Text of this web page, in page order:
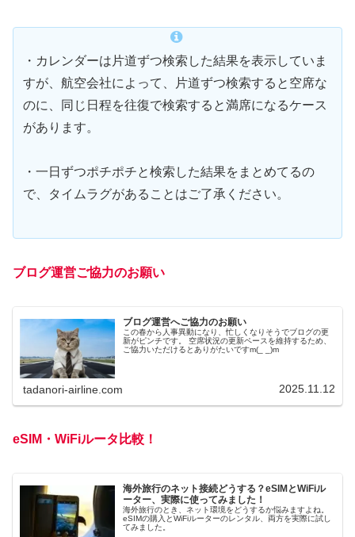
・カレンダーは片道ずつ検索した結果を表示していま
すが、航空会社によって、片道ずつ検索すると空席な
のに、同じ日程を往復で検索すると満席になるケース
があります。
・一日ずつポチポチと検索した結果をまとめてるの
で、タイムラグがあることはご了承ください。
ブログ運営ご協力のお願い
ブログ運営へご協力のお願い
この春から人事異動になり、忙しくなりそうでブログの更
新がピンチです。 空席状況の更新ペースを維持するため、
ご協力いただけるとありがたいですm(_ _)m
tadanori-airline.com 2025.11.12
eSIM・WiFiルータ比較！
海外旅行のネット接続どうする？eSIMとWiFiル
ーター、実際に使ってみました！
海外旅行のとき、ネット環境をどうするか悩みますよね。
eSIMの購入とWiFiルーターのレンタル、両方を実際に試し
てみました。